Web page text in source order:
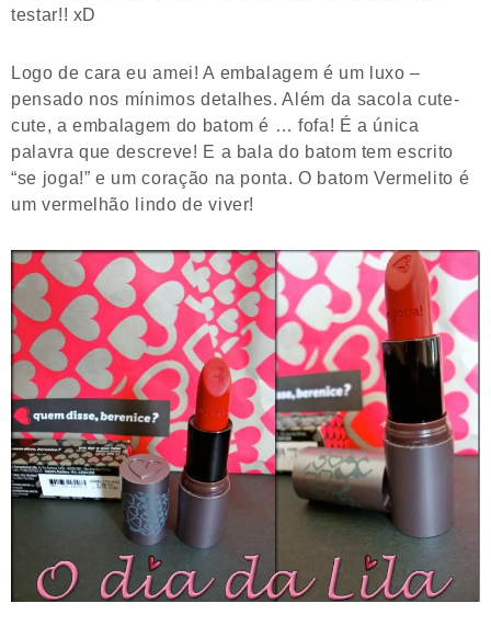
testar!! xD
Logo de cara eu amei! A embalagem é um luxo –
pensado nos mínimos detalhes. Além da sacola cute-
cute, a embalagem do batom é … fofa! É a única
palavra que descreve! E a bala do batom tem escrito
“se joga!” e um coração na ponta. O batom Vermelito é
um vermelhão lindo de viver!